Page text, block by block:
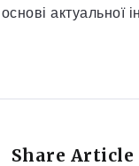
актуальної
Share Article